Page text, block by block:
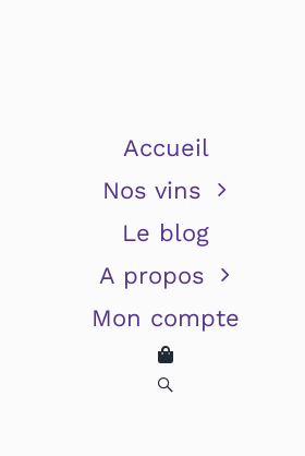
Accueil
Nos vins
Le blog
A propos
Mon compte